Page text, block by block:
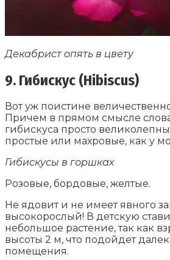
Декабрист опять в цвету
9. Гибискус (Hibiscus)
Вот уж поистине
Причем в прямом смысле
гибискуса просто
простые или махровые, как у
Гибискусы в горшках
Розовые, бордовые, желтые.
Не ядовит и не имеет явного
высокорослый! В детскую
небольшое растение, так как
высоты 2 м, что подойдет
помещения.